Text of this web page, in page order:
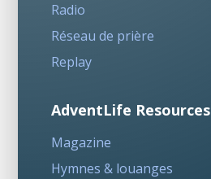
Radio
Réseau de prière
Replay
AdventLife Resources
Magazine
Hymnes & louanges